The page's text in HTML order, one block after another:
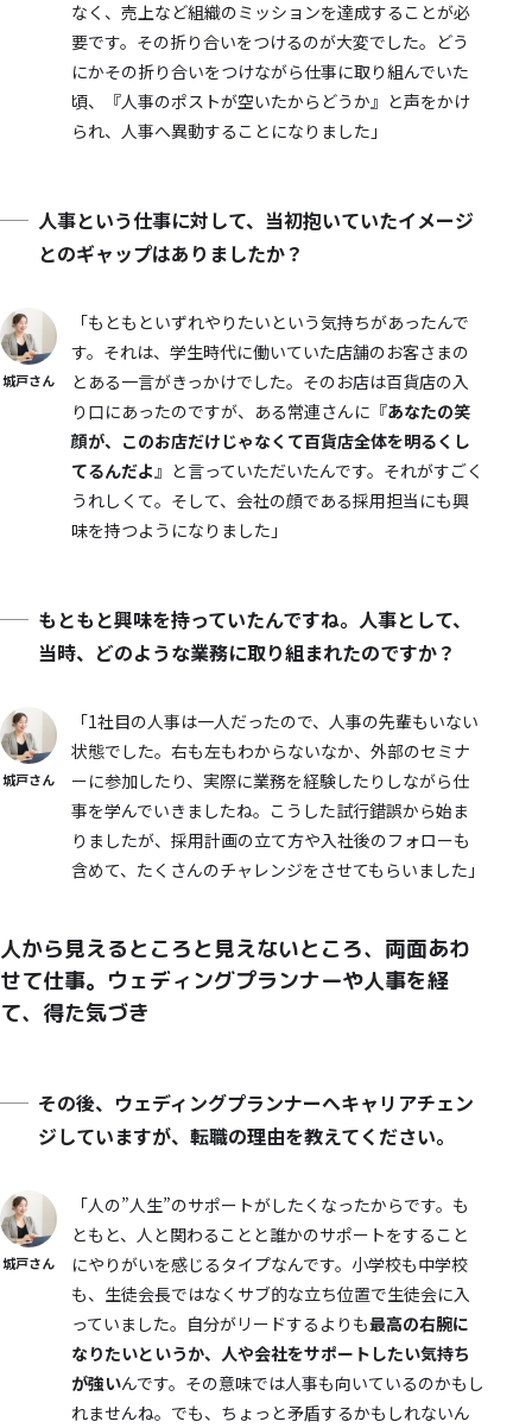
なく、売上など組織のミッションを達成することが必
要です。その折り合いをつけるのが大変でした。どう
にかその折り合いをつけながら仕事に取り組んでいた
頃、『人事のポストが空いたからどうか』と声をかけ
られ、人事へ異動することになりました」
人事という仕事に対して、当初抱いていたイメージ
とのギャップはありましたか？
城戸さん
「もともといずれやりたいという気持ちがあったんで
す。それは、学生時代に働いていた店舗のお客さまの
とある一言がきっかけでした。そのお店は百貨店の入
り口にあったのですが、ある常連さんに『あなたの笑
顔が、このお店だけじゃなくて百貨店全体を明るくし
てるんだよ 』と言っていただいたんです。それがすごく
うれしくて。そして、会社の顔である採用担当にも興
味を持つようになりました」
もともと興味を持っていたんですね。人事として、
当時、どのような業務に取り組まれたのですか？
城戸さん
「1社目の人事は一人だったので、人事の先輩もいない
状態でした。右も左もわからないなか、外部のセミナ
ーに参加したり、実際に業務を経験したりしながら仕
事を学んでいきましたね。こうした試行錯誤から始ま
りましたが、採用計画の立て方や入社後のフォローも
含めて、たくさんのチャレンジをさせてもらいました」
人から見えるところと見えないところ、両面あわ
せて仕事。ウェディングプランナーや人事を経
て、得た気づき
その後、ウェディングプランナーへキャリアチェン
ジしていますが、転職の理由を教えてください。
城戸さん
「人の”人生”のサポートがしたくなったからです。も
ともと、人と関わることと誰かのサポートをすること
にやりがいを感じるタイプなんです。小学校も中学校
も、生徒会長ではなくサブ的な立ち位置で生徒会に入
っていました。自分がリードするよりも最高の右腕に
なりたいというか、人や会社をサポートしたい気持ち
が強いんです。その意味では人事も向いているのかもし
れませんね。でも、ちょっと矛盾するかもしれないん